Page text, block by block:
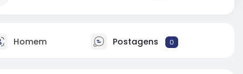
Homem Postagens 0